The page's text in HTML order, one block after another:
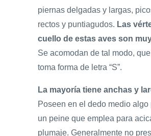
piernas delgadas y largas,
rectos y puntiagudos. Las
cuello de estas aves son
Se acomodan de tal modo,
toma forma de letra “S”.
La mayoría tiene anchas y
Poseen en el dedo medio algo
un peine que emplea para
plumaje. Generalmente no